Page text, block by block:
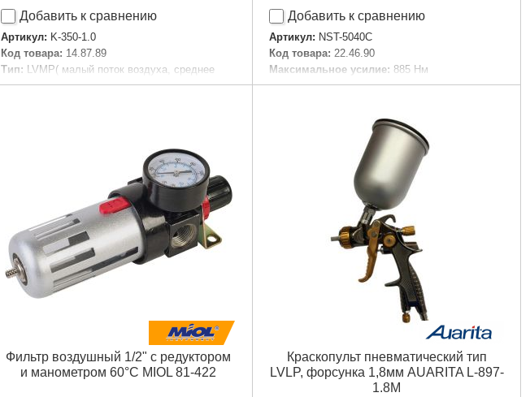
Добавить к сравнению
Артикул: K-350-1.0
Код товара: 14.87.89
Тип: LVMP( малый поток воздуха, среднее
давление)
Оптимальное рабочее давление: 2,5 бар (36
Ширина факела распыления: 10 см
30-60 л/мин
Диаметр форсунки:: 1 мм
Габариты упаковки: 170x107x107 мм
Вес брутто: 500 г
Подробнее...
Добавить к сравнению
Артикул: NST-5040C
Код товара: 22.46.90
Максимальное усилие: 885 Нм
Скорость вращения: 8000 об./мин
150л/мин
1/4 дюйма
Воздушный шланг: Ø 3/8 дюйма
Ключевые особенности: Реверс
Габариты упаковки: 210x200x70 мм
2,300 г
Подробнее...
Фильтр воздушный 1/2" с редуктором
и манометром 60°С MIOL 81-422
Краскопульт пневматический тип
LVLP, форсунка 1,8мм AUARITA L-897-
1.8M